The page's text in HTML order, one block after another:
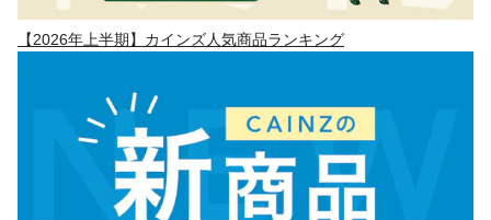
【2026年上半期】カインズ人気商品ランキング